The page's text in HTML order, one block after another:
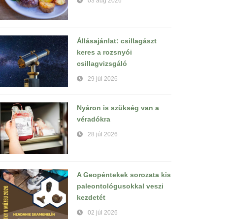
Állásajánlat: csillagászt
keres a rozsnyói
csillagvizsgáló
29 júl 2026
Nyáron is szükség van a
véradókra
28 júl 2026
A Geopéntekek sorozata kis
paleontológusokkal veszi
kezdetét
02 júl 2026